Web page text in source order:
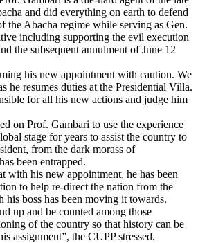
and did everything on earth to defend
the Abacha regime while serving as Gen.
including supporting the evil execution
the subsequent annulment of June 12
his new appointment with caution. We
he resumes duties at the Presidential Villa.
for all his new actions and judge him
on Prof. Gambari to use the experience
stage for years to assist the country to
from the dark morass of
been entrapped.
with his new appointment, he has been
to help re-direct the nation from the
his boss has been moving it towards.
up and be counted among those
of the country so that history can be
assignment”, the CUPP stressed.